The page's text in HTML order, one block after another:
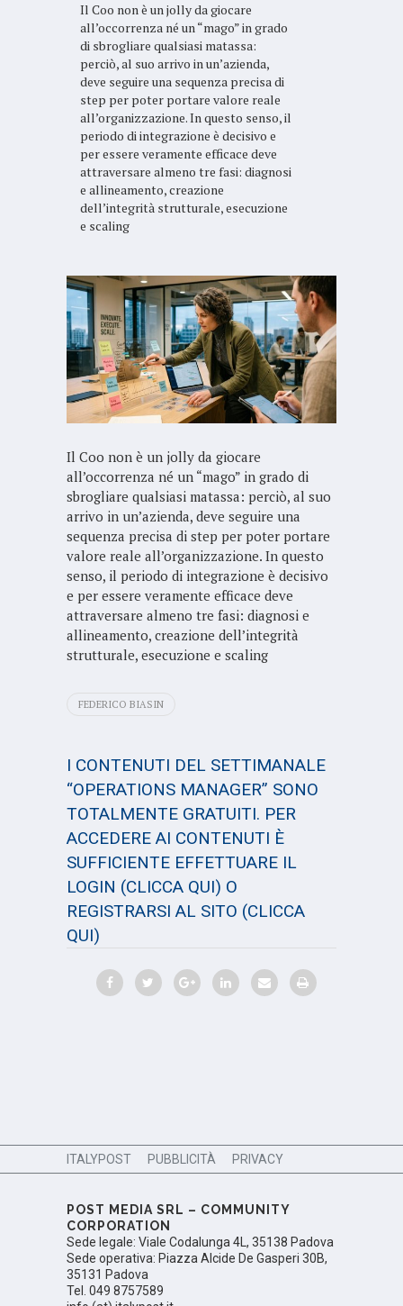
Il Coo non è un jolly da giocare
all’occorrenza né un “mago” in grado
di sbrogliare qualsiasi matassa:
perciò, al suo arrivo in un’azienda,
deve seguire una sequenza precisa di
step per poter portare valore reale
all’organizzazione. In questo senso, il
periodo di integrazione è decisivo e
per essere veramente efficace deve
attraversare almeno tre fasi: diagnosi
e allineamento, creazione
dell’integrità strutturale, esecuzione
e scaling
Il Coo non è un jolly da giocare
all’occorrenza né un “mago” in grado di
sbrogliare qualsiasi matassa: perciò, al suo
arrivo in un’azienda, deve seguire una
sequenza precisa di step per poter portare
valore reale all’organizzazione. In questo
senso, il periodo di integrazione è decisivo
e per essere veramente efficace deve
attraversare almeno tre fasi: diagnosi e
allineamento, creazione dell’integrità
strutturale, esecuzione e scaling
FEDERICO BIASIN
I CONTENUTI DEL SETTIMANALE
“OPERATIONS MANAGER” SONO
TOTALMENTE GRATUITI. PER
ACCEDERE AI CONTENUTI È
SUFFICIENTE EFFETTUARE IL
LOGIN (CLICCA QUI) O
REGISTRARSI AL SITO (CLICCA
QUI)
ITALYPOST PUBBLICITÀ PRIVACY
POST MEDIA SRL – COMMUNITY
CORPORATION
Sede legale: Viale Codalunga 4L, 35138 Padova
Sede operativa: Piazza Alcide De Gasperi 30B,
35131 Padova
Tel. 049 8757589